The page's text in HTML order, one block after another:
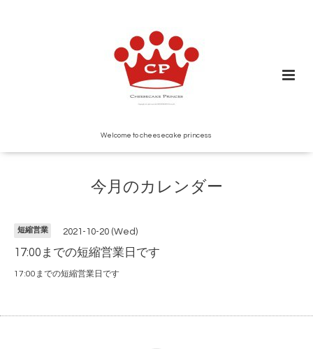
Welcome to cheesecake princess
今月のカレンダー
短縮営業 2021-10-20 (Wed)
17:00までの短縮営業日です
17:00までの短縮営業日です